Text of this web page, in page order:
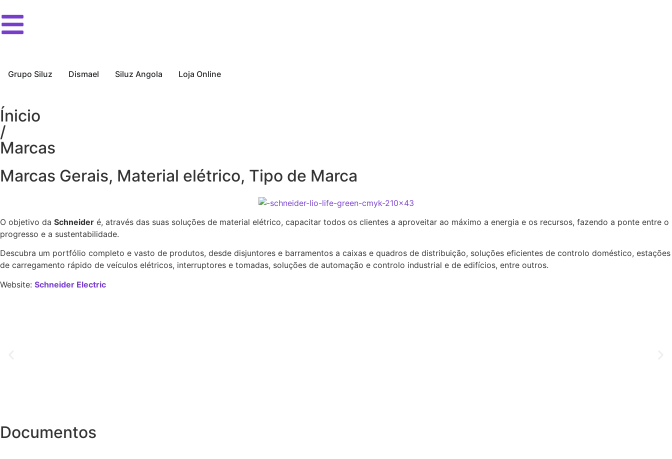
Grupo Siluz Dismael Siluz Angola Loja Online
Ínicio
/
Marcas
Marcas Gerais, Material elétrico, Tipo de Marca
O objetivo da Schneider é, através das suas soluções de material elétrico, capacitar todos os clientes a aproveitar ao máximo a energia e os recursos, fazendo a ponte entre o
progresso e a sustentabilidade.
Descubra um portfólio completo e vasto de produtos, desde disjuntores e barramentos a caixas e quadros de distribuição, soluções eficientes de controlo doméstico, estações
de carregamento rápido de veículos elétricos, interruptores e tomadas, soluções de automação e controlo industrial e de edifícios, entre outros.
Website: Schneider Electric
Documentos